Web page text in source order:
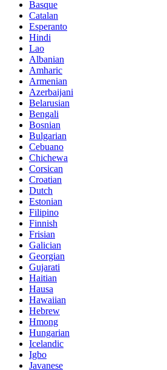
Basque
Catalan
Esperanto
Hindi
Lao
Albanian
Amharic
Armenian
Azerbaijani
Belarusian
Bengali
Bosnian
Bulgarian
Cebuano
Chichewa
Corsican
Croatian
Dutch
Estonian
Filipino
Finnish
Frisian
Galician
Georgian
Gujarati
Haitian
Hausa
Hawaiian
Hebrew
Hmong
Hungarian
Icelandic
Igbo
Javanese